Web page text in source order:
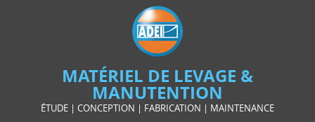
MATÉRIEL DE LEVAGE &
MANUTENTION
ÉTUDE | CONCEPTION | FABRICATION | MAINTENANCE